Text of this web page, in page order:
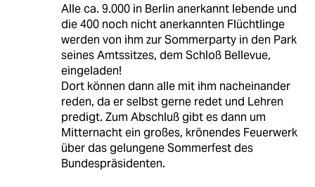
Alle ca. 9.000 in Berlin anerkannt lebende und
die 400 noch nicht anerkannten Flüchtlinge
werden von ihm zur Sommerparty in den Park
seines Amtssitzes, dem Schloß Bellevue,
eingeladen!
Dort können dann alle mit ihm nacheinander
reden, da er selbst gerne redet und Lehren
predigt. Zum Abschluß gibt es dann um
Mitternacht ein großes, krönendes Feuerwerk
über das gelungene Sommerfest des
Bundespräsidenten.